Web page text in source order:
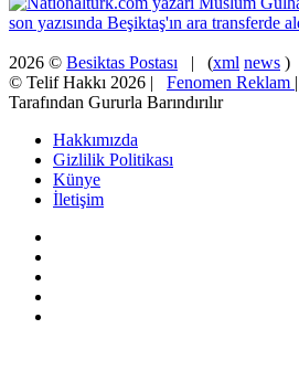
2026 © Besiktas Postası | (xml news )
© Telif Hakkı 2026 | Fenomen Reklam |
Tarafından Gururla Barındırılır
Hakkımızda
Gizlilik Politikası
Künye
İletişim